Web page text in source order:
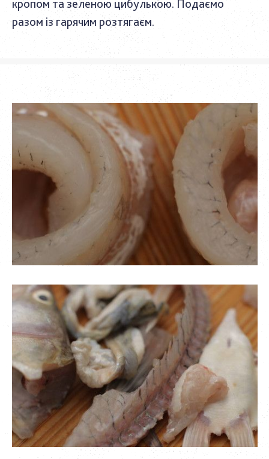
кропом та зеленою цибулькою. Подаємо
разом із гарячим розтягаєм.